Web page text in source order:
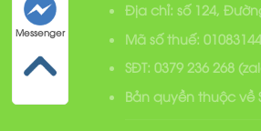
Địa chỉ: số 124,
Mã số thuế:
SĐT: 0379 236 268
Bản quyền thuộc về
Messenger